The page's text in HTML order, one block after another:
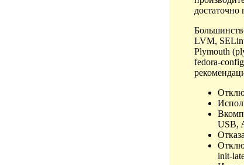
достаточно
LVM,
Plymouth
fedora-
USB,
init-